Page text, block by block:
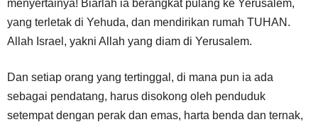
menyertainya! Biarlah ia berangkat pulang ke Yerusalem,
yang terletak di Yehuda, dan mendirikan rumah TUHAN.
Allah Israel, yakni Allah yang diam di Yerusalem.
Dan setiap orang yang tertinggal, di mana pun ia ada
sebagai pendatang, harus disokong oleh penduduk
setempat dengan perak dan emas, harta benda dan ternak,